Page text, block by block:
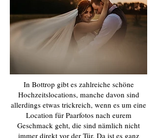
In Bottrop gibt es zahlreiche schöne
Hochzeitslocations, manche davon sind
allerdings etwas trickreich, wenn es um eine
Location für Paarfotos nach eurem
Geschmack geht, die sind nämlich nicht
immer direkt vor der Tür. Da ist es ganz